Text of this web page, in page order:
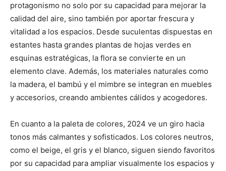
protagonismo no solo por su capacidad para mejorar la
calidad del aire, sino también por aportar frescura y
vitalidad a los espacios. Desde suculentas dispuestas en
estantes hasta grandes plantas de hojas verdes en
esquinas estratégicas, la flora se convierte en un
elemento clave. Además, los materiales naturales como
la madera, el bambú y el mimbre se integran en muebles
y accesorios, creando ambientes cálidos y acogedores.
En cuanto a la paleta de colores, 2024 ve un giro hacia
tonos más calmantes y sofisticados. Los colores neutros,
como el beige, el gris y el blanco, siguen siendo favoritos
por su capacidad para ampliar visualmente los espacios y